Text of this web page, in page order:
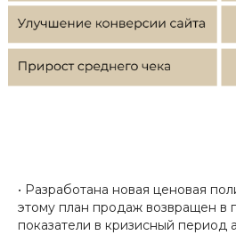
• Разработана новая ценовая
этому план продаж возвращен в
показатели в кризисный период